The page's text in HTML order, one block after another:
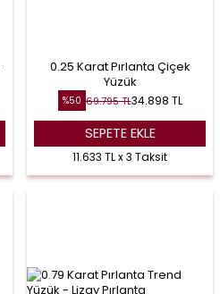
0.25 Karat Pırlanta Çiçek
Yüzük
%50 69.795TL34.898 TL
SEPETE EKLE
11.633 TL x 3 Taksit